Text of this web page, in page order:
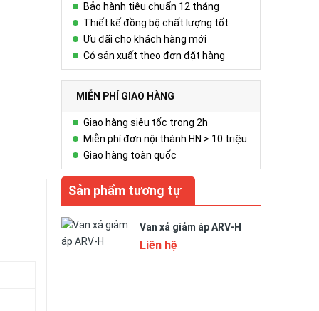
Bảo hành tiêu chuẩn 12 tháng
Thiết kế đồng bộ chất lượng tốt
Ưu đãi cho khách hàng mới
Có sản xuất theo đơn đặt hàng
MIỄN PHÍ GIAO HÀNG
Giao hàng siêu tốc trong 2h
Miễn phí đơn nội thành HN > 10 triệu
Giao hàng toàn quốc
Sản phẩm tương tự
Van xả giảm áp ARV-H
Liên hệ